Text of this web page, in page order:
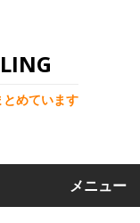
めています
メニュー